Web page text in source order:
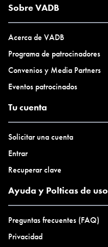
Sobre VADB
Acerca de VADB
Programa de patrocinadores
Convenios y Media Partners
Eventos patrocinados
Tu cuenta
Solicitar una cuenta
Entrar
Recuperar clave
Ayuda y Polticas de uso
Preguntas frecuentes (FAQ)
Privacidad